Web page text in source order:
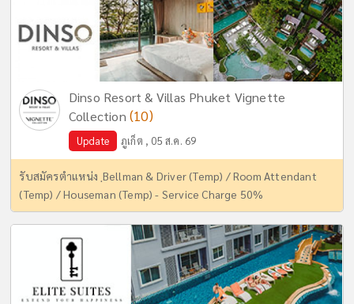
Dinso Resort & Villas Phuket Vignette
Collection (10)
Update ภูเก็ต , 05 ส.ค. 69
รับสมัครตำแหน่ง ฺBellman & Driver (Temp) / Room Attendant
(Temp) / Houseman (Temp) - Service Charge 50%